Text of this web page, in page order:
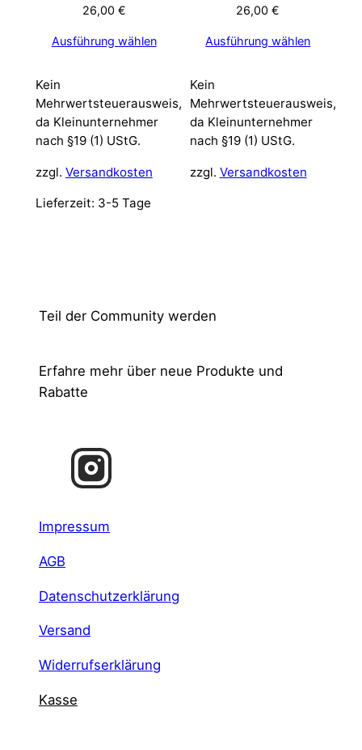
26,00 €
Ausführung wählen
Kein
Mehrwertsteuerausweis,
da Kleinunternehmer
nach §19 (1) UStG.
zzgl. Versandkosten
Lieferzeit: 3-5 Tage
26,00€
Ausführung wählen
Kein
Mehrwertsteuerausweis,
da Kleinunternehmer
nach §19 (1) UStG.
zzgl. Versandkosten
Teil der Community werden
Erfahre mehr über neue Produkte und
Rabatte
Impressum
AGB
Datenschutzerklärung
Versand
Widerrufserklärung
Kasse